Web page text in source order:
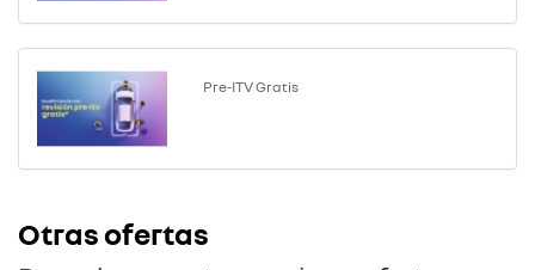
Pre-ITV Gratis
Otras ofertas